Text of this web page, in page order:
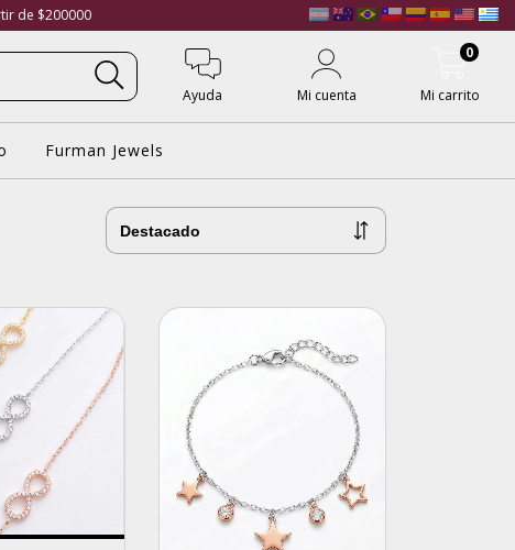
de $200000
Ayuda Mi cuenta Mi carrito
0
Furman Jewels